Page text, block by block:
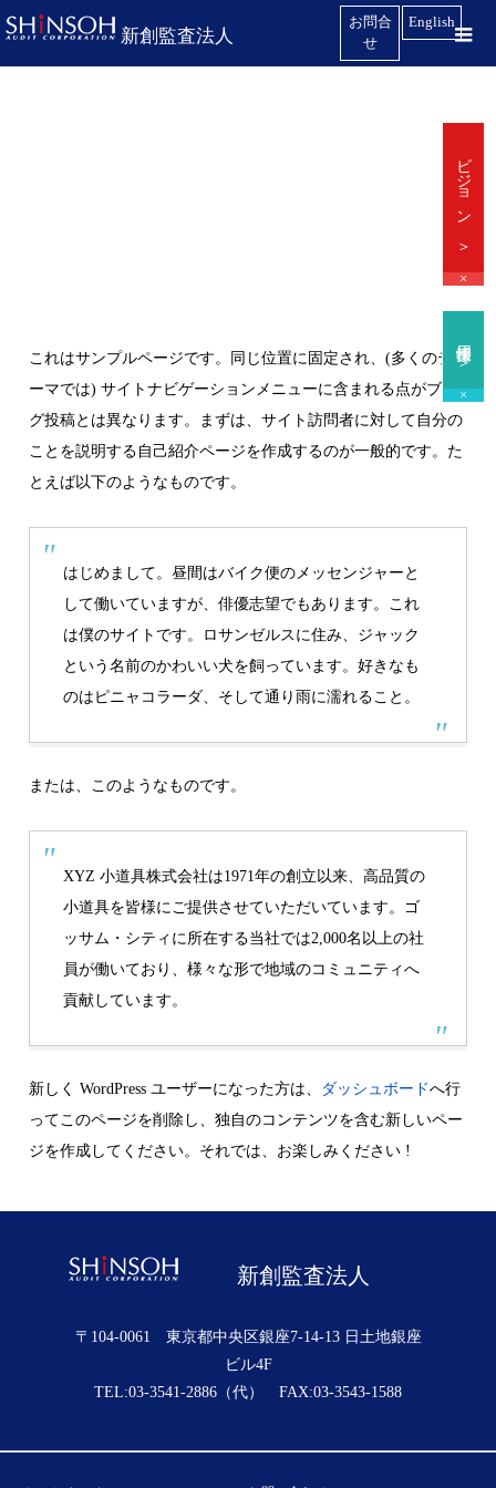
新創監査法人
English
お問合
せ
これはサンプルページです。同じ位置に固定され、(多くのテ
ーマでは) サイトナビゲーションメニューに含まれる点がブロ
グ投稿とは異なります。まずは、サイト訪問者に対して自分の
ことを説明する自己紹介ページを作成するのが一般的です。た
とえば以下のようなものです。
はじめまして。昼間はバイク便のメッセンジャーと
して働いていますが、俳優志望でもあります。これ
は僕のサイトです。ロサンゼルスに住み、ジャック
という名前のかわいい犬を飼っています。好きなも
のはピニャコラーダ、そして通り雨に濡れること。
または、このようなものです。
XYZ 小道具株式会社は1971年の創立以来、高品質の
小道具を皆様にご提供させていただいています。ゴ
ッサム・シティに所在する当社では2,000名以上の社
員が働いており、様々な形で地域のコミュニティへ
貢献しています。
新しく WordPress ユーザーになった方は、 ダッシュボードへ行
ってこのページを削除し、独自のコンテンツを含む新しいペー
ジを作成してください。それでは、お楽しみください !
新創監査法人
〒104-0061 東京都中央区銀座7-14-13 日土地銀座
ビル4F
TEL:03-3541-2886（代） FAX:03-3543-1588
ビジョン ＞
×
採用情報 ＞
×